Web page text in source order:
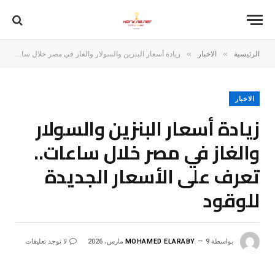
الرئيسية » الاخبار » زيادة أسعار البنزين والسولار والغاز في مصر خلال ساعات.. تعرف على الأسعار الجديدة للوقود
الاخبار
زيادة أسعار البنزين والسولار
والغاز في مصر خلال ساعات..
تعرف على الأسعار الجديدة
للوقود
بواسطة MOHAMED ELARABY 9 مارس، 2026 لا توجد تعليقات